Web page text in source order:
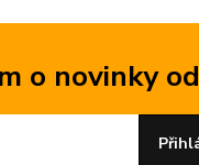
o novinky